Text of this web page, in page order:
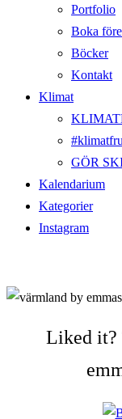
Portfolio
Boka
Böcker
Kontakt
Klimat
GÖR
Kalendarium
Kategorier
Instagram
Liked it?